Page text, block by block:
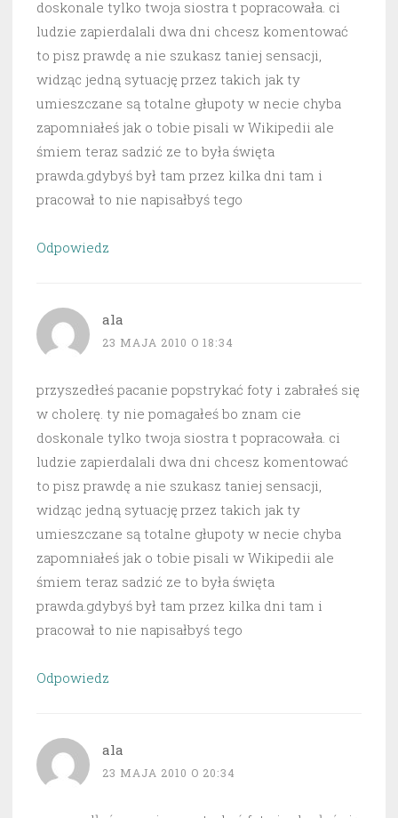
doskonale tylko twoja siostra t popracowała. ci
ludzie zapierdalali dwa dni chcesz komentować
to pisz prawdę a nie szukasz taniej sensacji,
widząc jedną sytuację przez takich jak ty
umieszczane są totalne głupoty w necie chyba
zapomniałeś jak o tobie pisali w Wikipedii ale
śmiem teraz sadzić ze to była święta
prawda.gdybyś był tam przez kilka dni tam i
pracował to nie napisałbyś tego
Odpowiedz
ala
23 MAJA 2010 O 18:34
przyszedłeś pacanie popstrykać foty i zabrałeś się
w cholerę. ty nie pomagałeś bo znam cie
doskonale tylko twoja siostra t popracowała. ci
ludzie zapierdalali dwa dni chcesz komentować
to pisz prawdę a nie szukasz taniej sensacji,
widząc jedną sytuację przez takich jak ty
umieszczane są totalne głupoty w necie chyba
zapomniałeś jak o tobie pisali w Wikipedii ale
śmiem teraz sadzić ze to była święta
prawda.gdybyś był tam przez kilka dni tam i
pracował to nie napisałbyś tego
Odpowiedz
ala
23 MAJA 2010 O 20:34